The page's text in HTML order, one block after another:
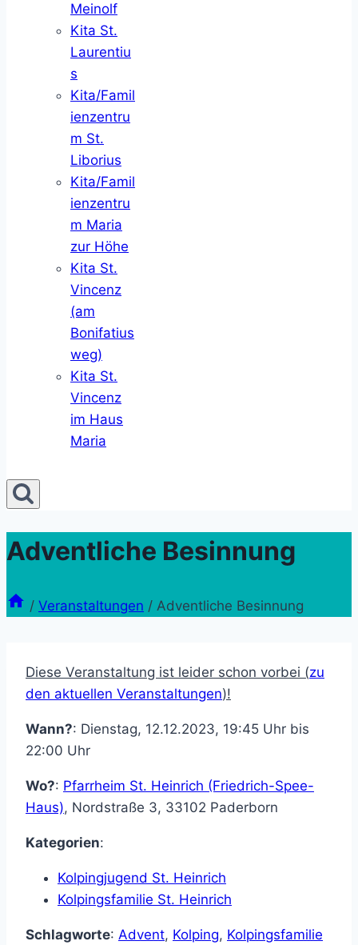
Meinolf
Kita St.
Laurentiu
s
Kita/Famil
ienzentru
m St.
Liborius
Kita/Famil
ienzentru
m Maria
zur Höhe
Kita St.
Vincenz
(am
Bonifatius
weg)
Kita St.
Vincenz
im Haus
Maria
Adventliche Besinnung
/ Veranstaltungen / Adventliche Besinnung
Diese Veranstaltung ist leider schon vorbei (zu
den aktuellen Veranstaltungen)!
Wann?: Dienstag, 12.12.2023, 19:45 Uhr bis
22:00 Uhr
Wo?: Pfarrheim St. Heinrich (Friedrich-Spee-
Haus), Nordstraße 3, 33102 Paderborn
Kategorien:
Kolpingjugend St. Heinrich
Kolpingsfamilie St. Heinrich
Schlagworte: Advent, Kolping, Kolpingsfamilie